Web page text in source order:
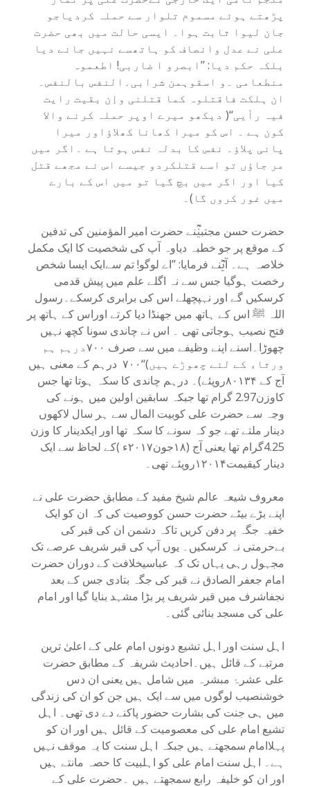
پڑھتے ہوئے مسموم تلوار سے حملہ کردیاجو
جان لیوا ثابت ہوا۔ ایسی حالت میں بھی حضرت
علی نے عدل وانصاف کو ہاتھسے نہیں جانے دیا
بلکہ حکم دیا: ’’ابصرو ا ضاربی! اطعموہ
منطعامی ۔و اسقوہمن شرابی۔النفس بالنفس۔
ان ہلکت فاقتلوہ کما قتلنی واِن بقیت رایت
فیہ رأیی‘‘( دیکھو میرے اوپر حملہ کرنے والا
کون ہے ۔ اس کو میرا کھانا کھلاؤاور میرا
پانی پلاؤ۔ نفس کا بدلہ نفس ہوتا ہے ۔اگر میں
مر جاؤں تو اسے قتلکردو جیسے اس نے مجھے قتل
کیا اور اگر میں بچ گیا تو میں اس کے بارے
میں غور کروں گا)۔
حضرت حسن مجتبیٰؓنے حضرت امیر المؤمنین کی تدفین
کے موقع پر جو خطبہ دیاوہ آپ کی شخصیت کا ایک مکمل
خلاصہ ہے۔ آپؓنے فرمایا: ’’اے لوگو! تم سےایک ایسا شخص
رخصت ہوگیا جس سے نہ اگلے علم میں پیش قدمی
کرسکیں گے اور نہپچھلے اس کی برابری کرسکے۔رسول
اللہ ﷺ اس کے ہاتھ میں جھنڈا دیا کرتے اوراس کے ہاتھ پر
فتح نصیب ہوجاتی تھی ۔ اس نے چاندی سونا کچھ نہیں
چھوڑا۔اسنے اپنے وظیفے میں سے صرف ۷۰۰درہم ہم
ورثاء کے لئے چھوڑے ہیں)‘‘۷۰۰ درہم کے معنی ہیں
آج کے ۸۰۱۳۴روپئے)۔ درہم چاندی کا سکہ ہوتا تھا جس
کاوزن2.97 گرام تھا جبکہ سابقین اولین میں ہونے کی
وجہ سے حضرت علی کوبیت المال سے ہر سال لاکھوں
دینار ملتے تھے جو کہ سونے کا سکہ تھا اور ایکدینار کا وزن
4.25گرام تھا یعنی آج (۱۸جون۲۰۱۷ء )کے لحاظ سے ایک
دینار کیقیمت۱۲۰۱۴روپئے تھی۔
معروف شیعہ عالم شیخ مفید کے مطابق حضرت علی نے
اپنے بڑے بیٹے حضرت حسن کووصیت کی کہ ان کو ایک
خفیہ جگہ پر دفن کریں تاکہ دشمن ان کی قبر کی
بےحرمتی نہ کرسکیں۔ یوں آپ کی قبر شریف عرصے تک
مجہول رہی یہاں تک کہ عباسیخلافت کے دوران حضرت
امام جعفر الصادق نے قبر کی جگہ بتادی جس کے بعد
نجفاشرف میں قبر شریف پر بڑا مشہد بنایا گیا اور امام
علی کی مسجد بنائی گئی۔
اہل سنت اور اہل تشیع دونوں امام علی کے اعلیٰ ترین
مرتبے کے قائل ہیں۔احادیث شریفہ کے مطابق حضرت
علی عشرۂ مبشرہ میں شامل ہیں یعنی ان دس
خوشنصیب لوگوں میں سے ایک ہیں جن کو ان کی زندگی
میں ہی جنت کی بشارت حضور پاکنے دے دی تھی۔ اہل
تشیع امام علی کی معصومیت کے قائل ہیں اور ان کو
پہلاامام سمجھتے ہیں جبکہ اہل سنت کا یہ موقف نہیں
ہے۔ اہل سنت امام علی کو اہلبیت کا حصہ مانتے ہیں
اور ان کو خلیفہ رابع سمجھتے ہیں ۔حضرت علی کے